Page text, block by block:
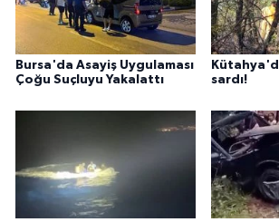
Bursa'da Asayiş Uygulaması
Çoğu Suçluyu Yakalattı
sardı!